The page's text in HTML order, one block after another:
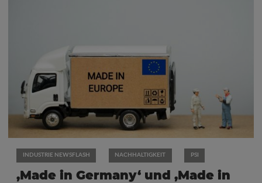
INDUSTRIE NEWSFLASH NACHHALTIGKEIT PSI
‚Made in Germany‘ und ‚Made in